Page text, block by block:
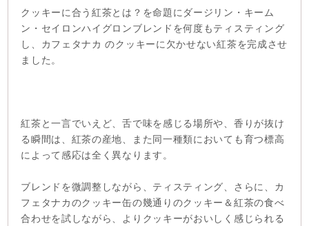
クッキーに合う紅茶とは？を命題にダージリン・キーム
ン・セイロンハイグロンブレンドを何度もティスティング
し、カフェタナカ のクッキーに欠かせない紅茶を完成させ
ました。
紅茶と一言でいえど、舌で味を感じる場所や、香りが抜け
る瞬間は、紅茶の産地、また同一種類においても育つ標高
によって感応は全く異なります。
ブレンドを微調整しながら、ティスティング、さらに、カ
フェタナカのクッキー缶の幾通りのクッキー＆紅茶の食べ
合わせを試しながら、よりクッキーがおいしく感じられる